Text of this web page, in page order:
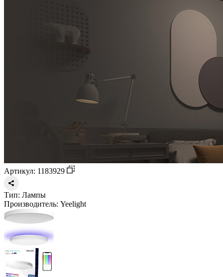
Артикул: 1183929
Тип: Лампы
Производитель: Yeelight